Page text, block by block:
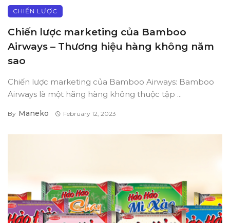
CHIẾN LƯỢC
Chiến lược marketing của Bamboo
Airways – Thương hiệu hàng không năm
sao
Chiến lược marketing của Bamboo Airways: Bamboo
Airways là một hãng hàng không thuộc tập ...
By Maneko February 12, 2023